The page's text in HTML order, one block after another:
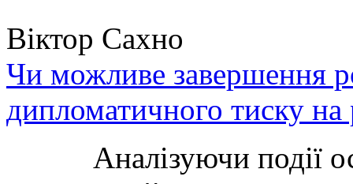
Віктор Сахно
Чи можливе завершення
дипломатичного тиску
Аналізуючи події